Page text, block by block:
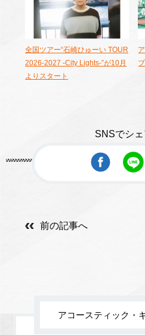
全国ツアー“石崎ひゅーい TOUR
2026-2027 -City Lights-”が10月
よりスタート
SNSでシ
前の記事へ
アコースティック・